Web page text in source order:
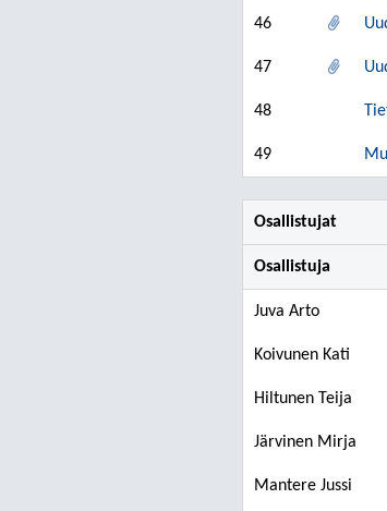
46
47
48
49
Osallistujat
Osallistuja
Juva Arto
Koivunen Kati
Hiltunen Teija
Järvinen Mirja
Mantere Jussi